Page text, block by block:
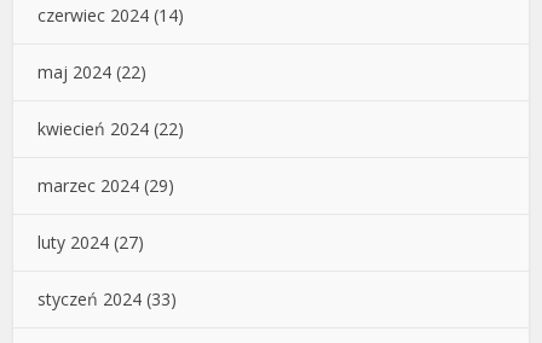
czerwiec 2024 (14)
maj 2024 (22)
kwiecień 2024 (22)
marzec 2024 (29)
luty 2024 (27)
styczeń 2024 (33)